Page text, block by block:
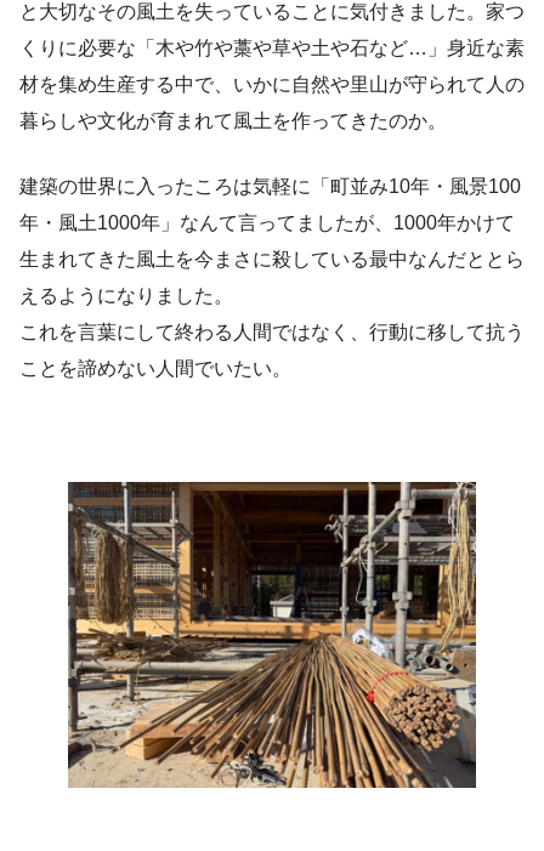
と大切なその風土を失っていることに気付きました。家つ
くりに必要な「木や竹や藁や草や土や石など…」身近な素
材を集め生産する中で、いかに自然や里山が守られて人の
暮らしや文化が育まれて風土を作ってきたのか。
建築の世界に入ったころは気軽に「町並み10年・風景100
年・風土1000年」なんて言ってましたが、1000年かけて
生まれてきた風土を今まさに殺している最中なんだととら
えるようになりました。
これを言葉にして終わる人間ではなく、行動に移して抗う
ことを諦めない人間でいたい。